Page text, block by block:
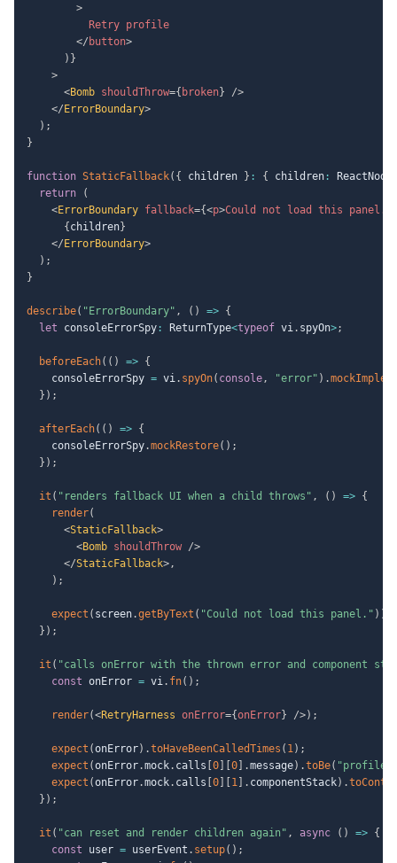
>
          Retry profile
</ button>
) }
>
<Bomb shouldThrow={ broken}
/>
</ ErrorBoundary>
) ;
}
function StaticFallback( { children } : { children :
return
(
<ErrorBoundary fallback={<p>Could not load this panel.
{ children}
</ ErrorBoundary>
) ;
}
describe( "ErrorBoundary" , ( ) => {
let consoleErrorSpy : ReturnType<typeof vi. spyOn>;
beforeEach( ( ) => {
    consoleErrorSpy
= vi. spyOn( console, "error" ) .
} ) ;
afterEach( ( ) => {
    consoleErrorSpy
.mockRestore( ) ;
} ) ;
it ( "renders fallback UI when a child throws" , ( ) => {
render(
<StaticFallback>
<Bomb shouldThrow />
</StaticFallback>,
) ;
expect ( screen.getByText ( "Could not load this panel." ) )
} ) ;
it ( "calls onError with the thrown error and component
const onError = vi. fn( ) ;
render(<RetryHarness onError={onError} />) ;
expect (onError) .toHaveBeenCalledTimes ( 1) ;
expect (onError.mock. calls 0 0 .message) .toBe( "profile
expect (onError.mock. calls 0 1 . componentStack) .
} ) ;
it ( "can reset and render children again" , async ( ) => {
const user = userEvent . setup( ) ;